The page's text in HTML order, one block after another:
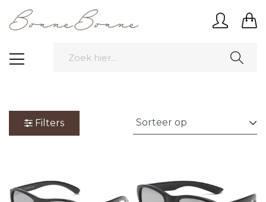
Filters